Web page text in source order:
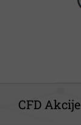
CFD Akcije